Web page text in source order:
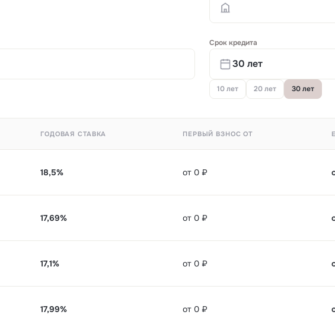
Срок кредита
10 лет 20 лет 30 лет
ГОДОВАЯ СТАВКА ПЕРВЫЙ ВЗНОС ОТ
18,5% от 0 ₽
17,69% от 0 ₽
17,1% от 0 ₽
17,99% от 0 ₽